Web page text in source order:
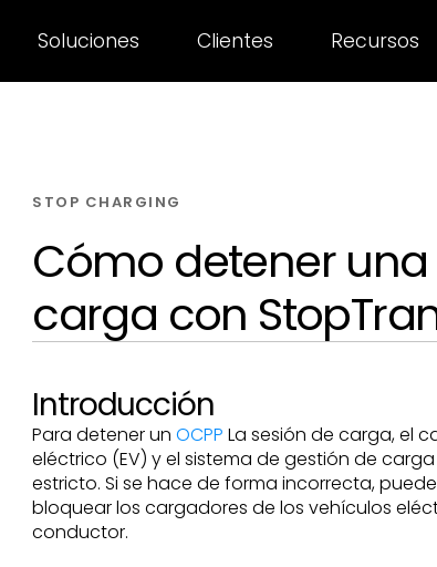
Soluciones Clientes Recursos
STOP CHARGING
Cómo detener una
carga con
Introducción
Para detener unOCPP La sesión de carga, el
eléctrico (EV) y el sistema de gestión de
estricto. Si se hace de forma incorrecta,
bloquear los cargadores de los vehículos
conductor.